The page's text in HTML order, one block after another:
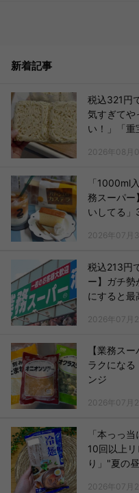
新着記事
税込321円
気すぎて
い！」「重
2026年08月
「1000ml
務スーパー
いしてる」
2026年07月
税込213円
ー】ガチ勢
にすると最
2026年07月
【業務ス
ラクにな
ンジ
2026年07月
「本っっ
10回以上
り」"夏の
2026年07月